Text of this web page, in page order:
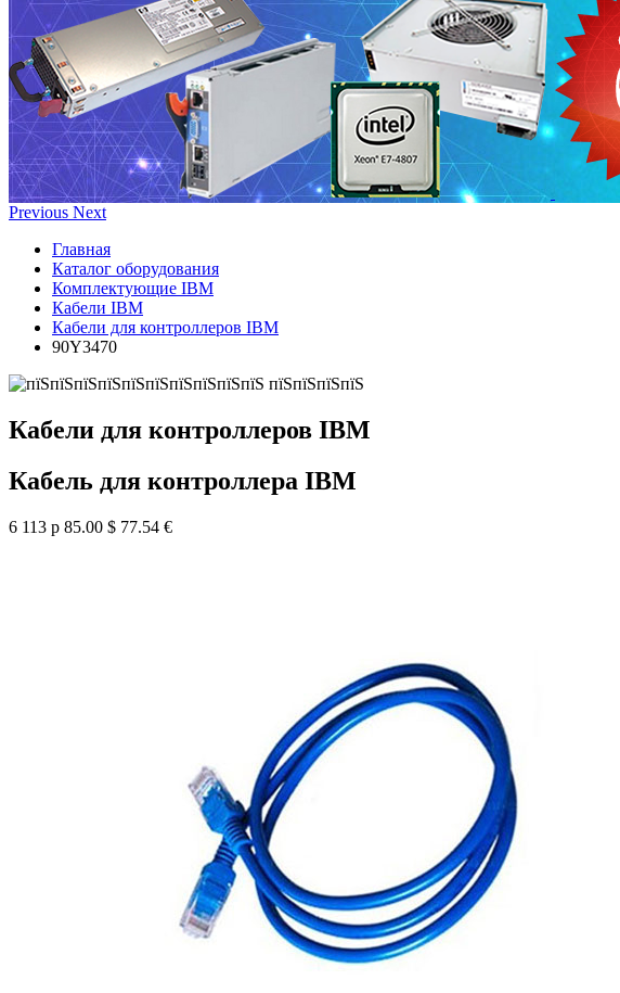
Previous Next
Главная
Каталог оборудования
Комплектующие IBM
Кабели IBM
Кабели для контроллеров IBM
90Y3470
Кабели для контроллеров IBM
Кабель для контроллера IBM
6 113 р 85.00 $ 77.54 €